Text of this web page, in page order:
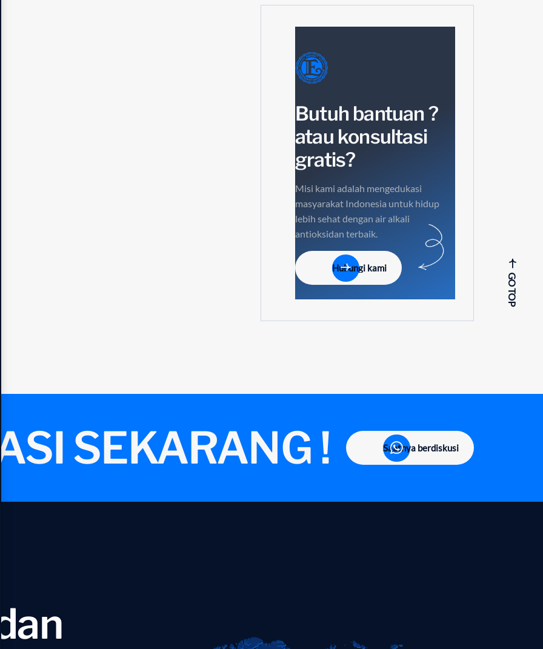
Butuh bantuan ?
atau konsultasi
gratis?
Misi kami adalah mengedukasi
masyarakat Indonesia untuk hidup
lebih sehat dengan air alkali
antioksidan terbaik.
Hubungi kami
GO TOP
SEKARANG ! Saatnya berdiskusi
dan